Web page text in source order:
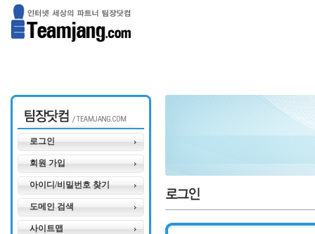
로그인
회원 가입
아이디/비밀번호 찾기
도메인 검색
사이트맵